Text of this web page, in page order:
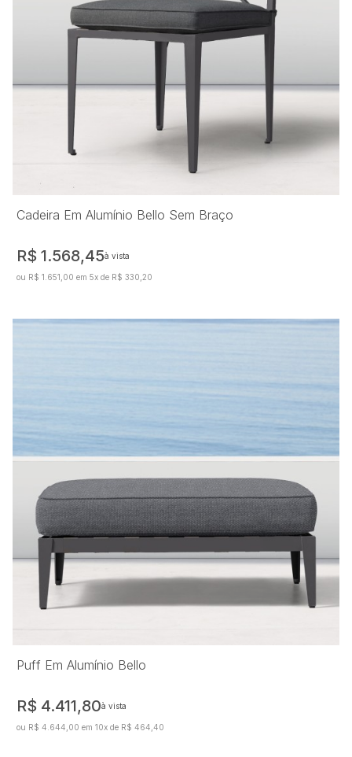
Cadeira Em Alumínio Bello Sem Braço
R$ 1.568,45à vista
ou R$ 1.651,00 em 5x de R$ 330,20
Puff Em Alumínio Bello
R$ 4.411,80à vista
ou R$ 4.644,00 em 10x de R$ 464,40